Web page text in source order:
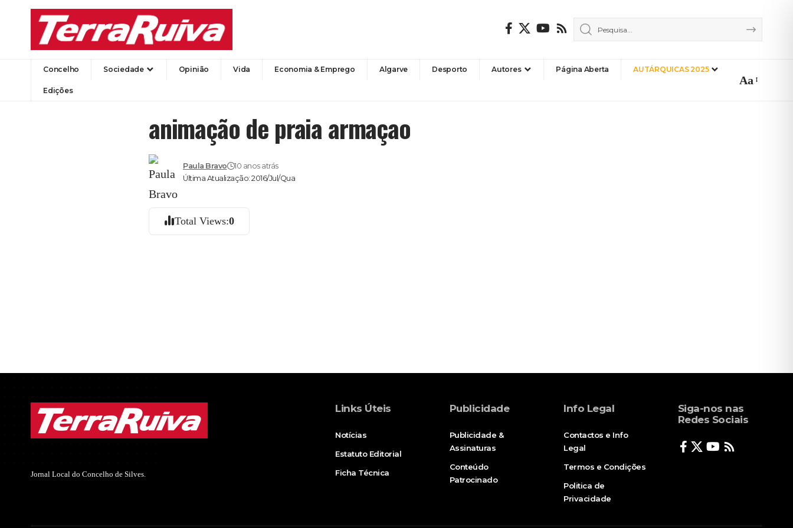
Concelho Sociedade Opinião Vida Economia & Emprego Algarve Desporto Autores Página Aberta AUTÁRQUICAS 2025
Edições
Aa
animação de praia armaçao
Última Atualização: 2016/Jul/Qua
Paula Bravo 10 anos atrás
Total Views:0
Jornal Local do Concelho de Silves.
Links Úteis
Notícias
Estatuto Editorial
Ficha Técnica
Publicidade
Publicidade &
Assinaturas
Conteúdo
Patrocinado
Info Legal
Contactos e Info
Legal
Termos e Condições
Politica de
Privacidade
Siga-nos nas
Redes Sociais